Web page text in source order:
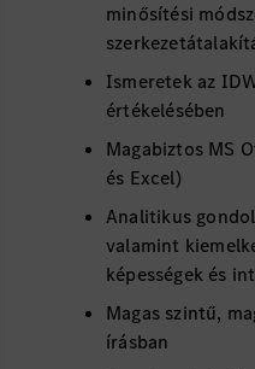
minősítési
Ismeretek az
értékelésében
Magabiztos MS
és Excel)
Analitikus
valamint
képességek és
Magas szintű,
írásban